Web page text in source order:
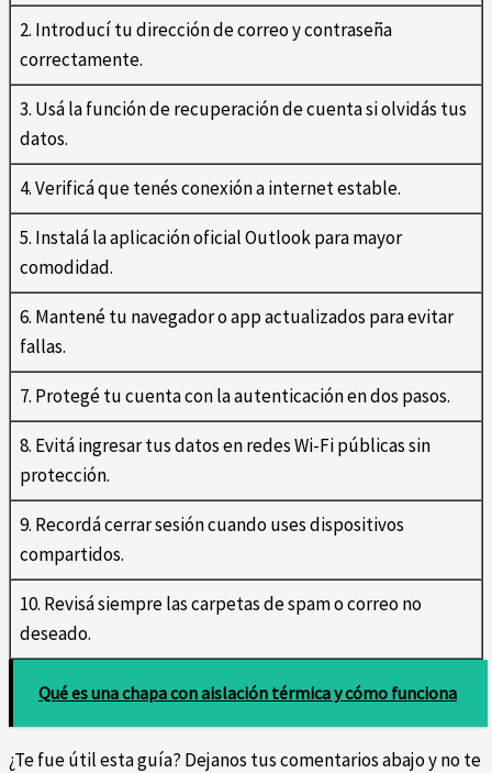
2. Introducí tu dirección de correo y contraseña
correctamente.
3. Usá la función de recuperación de cuenta si olvidás tus
datos.
4. Verificá que tenés conexión a internet estable.
5. Instalá la aplicación oficial Outlook para mayor
comodidad.
6. Mantené tu navegador o app actualizados para evitar
fallas.
7. Protegé tu cuenta con la autenticación en dos pasos.
8. Evitá ingresar tus datos en redes Wi-Fi públicas sin
protección.
9. Recordá cerrar sesión cuando uses dispositivos
compartidos.
10. Revisá siempre las carpetas de spam o correo no
deseado.
Qué es una chapa con aislación térmica y cómo funciona
¿Te fue útil esta guía? Dejanos tus comentarios abajo y no te